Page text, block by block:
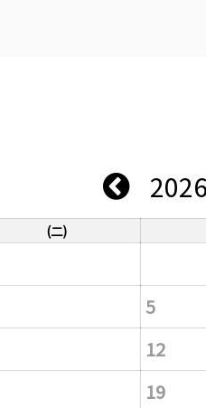
(二)
5
12
19